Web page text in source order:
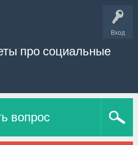
Вход
про социальные
вопрос